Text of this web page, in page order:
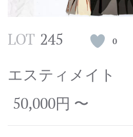
LOT 245 0
エスティメイト
50,000円 〜